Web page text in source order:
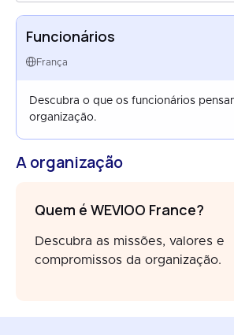
Funcionários
França
Descubra o que os funcionários
organização.
A organização
Quem é WEVIOO France?
Descubra as missões, valores e
compromissos da organização.